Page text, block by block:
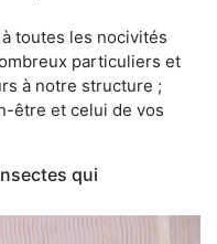
toutes les nocivités
particuliers et
à notre structure ;
être et celui de vos
qui